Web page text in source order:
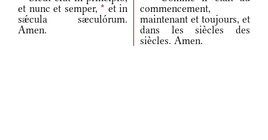
et nunc et semper, * et in
sǽcula sæculórum.
Amen.
commencement,
maintenant et toujours, et
dans les siècles des
siècles. Amen.